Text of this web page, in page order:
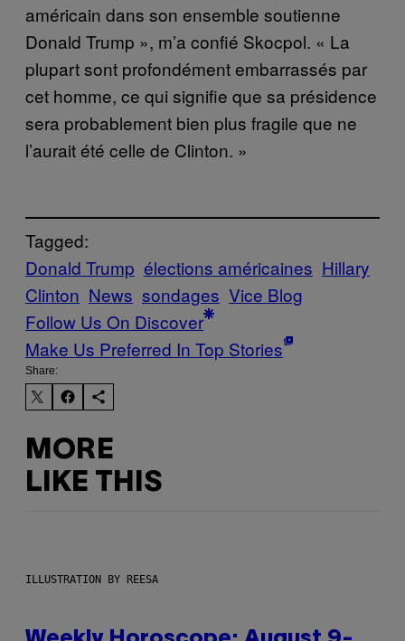
américain dans son ensemble soutienne
Donald Trump », m’a confié Skocpol. « La
plupart sont profondément embarrassés par
cet homme, ce qui signifie que sa présidence
sera probablement bien plus fragile que ne
l’aurait été celle de Clinton. »
Tagged:
Donald Trump élections américaines Hillary
Clinton News sondages Vice Blog
Follow Us On Discover
Make Us Preferred In Top Stories
Share:
MORE
LIKE THIS
ILLUSTRATION BY REESA